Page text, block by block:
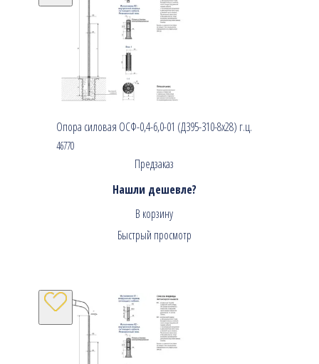
Опора силовая ОСФ-0,4-6,0-01 (Д395-310-8х28) г.ц.
46770
Предзаказ
Нашли дешевле?
В корзину
Быстрый просмотр